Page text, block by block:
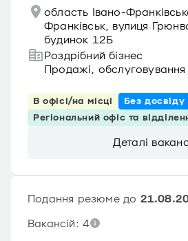
область Івано-
Франківськ, вулиця
будинок 12Б
Роздрібний бізнес
Продажі, обслуговування
В офісі/на місці
Без досвіду
Регіональний офіс та
Деталі
Подання резюме до
Вакансій: 4